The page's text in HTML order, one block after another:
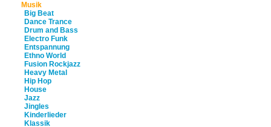
Musik
Big Beat
Dance Trance
Drum and Bass
Electro Funk
Entspannung
Ethno World
Fusion Rockjazz
Heavy Metal
Hip Hop
House
Jazz
Jingles
Kinderlieder
Klassik